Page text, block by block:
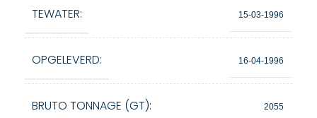
TEWATER: 15-03-1996
OPGELEVERD: 16-04-1996
BRUTO TONNAGE (GT): 2055